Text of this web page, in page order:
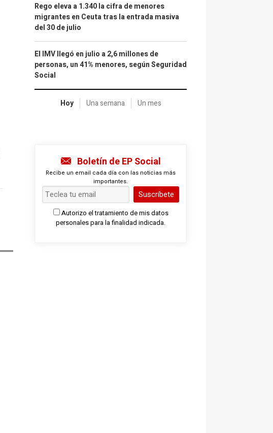
Rego eleva a 1.340 la cifra de menores
migrantes en Ceuta tras la entrada masiva
del 30 de julio
El IMV llegó en julio a 2,6 millones de
personas, un 41% menores, según Seguridad
Social
Hoy Una semana Un mes
Boletín de EP Social
Recibe un email cada día con las noticias más
importantes.
Suscríbete
Autorizo el tratamiento de mis datos
personales para la finalidad indicada.